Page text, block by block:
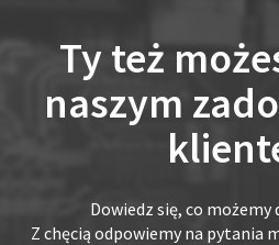
Ty też
naszym
Dowiedz się, co możemy
Z chęcią odpowiemy na pytania